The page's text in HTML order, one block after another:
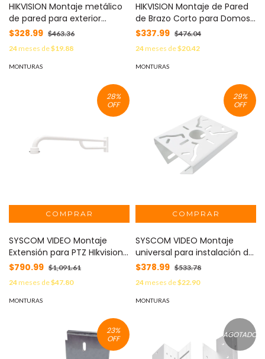
HIKVISION Montaje metálico
de pared para exterior
compatible con domo DS-
2CD21XX MOD: DS-1272ZJ-110
$328.99 $463.36
24meses de$19.88
MONTURAS
HIKVISION Montaje de Pared
de Brazo Corto para Domos
PTZ TURBOHD e IP de 4"
(Pulgadas) / Compatible
con epcom y HIKVISION MOD:
DS-1618ZJ
$337.99 $476.04
24meses de$20.42
MONTURAS
28%
OFF
SYSCOM VIDEO Montaje
Extensión para PTZ HIkvision /
Diseño Instalación en Pared
MOD: XBRW20C
$790.99 $1,091.61
24meses de$47.80
MONTURAS
29%
OFF
SYSCOM VIDEO Montaje
universal para instalación de
cámaras en poste MOD:
$378.99 $533.78
24meses de$22.90
MONTURAS
23%
OFF
AGOTADO